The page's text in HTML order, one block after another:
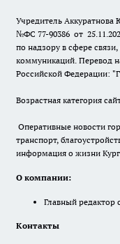
Учредитель
№ФС 77-90386 от
по надзору в сфере
коммуникаций. Перевод
Российской Федерации:
Возрастная категория
Оперативные новости
транспорт,
информация о жизни
О компании:
Главный редактор
Контакты